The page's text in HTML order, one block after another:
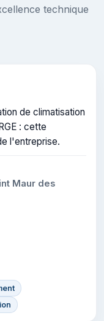
technique
de climatisation
: cette
l'entreprise.
Maur des